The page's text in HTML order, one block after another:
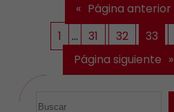
« Página anterior
1
… 31 32 33
Página siguiente »